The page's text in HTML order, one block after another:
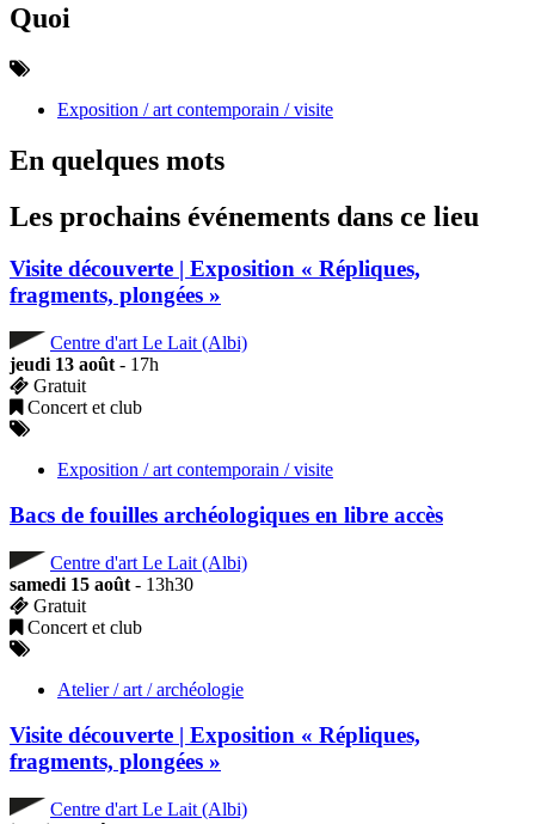
Quoi
Exposition / art contemporain / visite
En quelques mots
Les prochains événements dans ce lieu
Visite découverte | Exposition « Répliques,
fragments, plongées »
Centre d'art Le Lait (Albi)
jeudi 13 août - 17h
Gratuit
Concert et club
Exposition / art contemporain / visite
Bacs de fouilles archéologiques en libre accès
Centre d'art Le Lait (Albi)
samedi 15 août - 13h30
Gratuit
Concert et club
Atelier / art / archéologie
Visite découverte | Exposition « Répliques,
fragments, plongées »
Centre d'art Le Lait (Albi)